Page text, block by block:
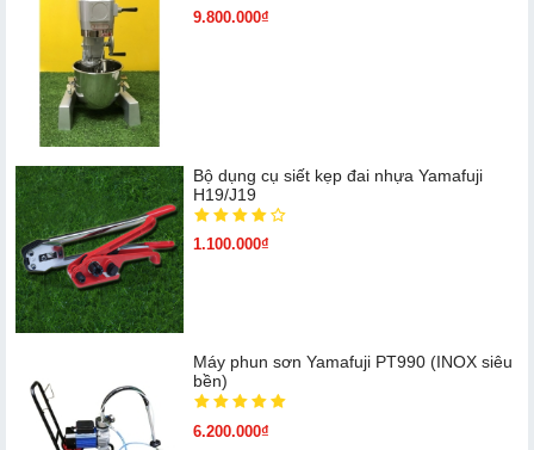
9.800.000₫
Bộ dụng cụ siết kẹp đai nhựa Yamafuji
H19/J19
1.100.000₫
Máy phun sơn Yamafuji PT990 (INOX siêu
bền)
6.200.000₫